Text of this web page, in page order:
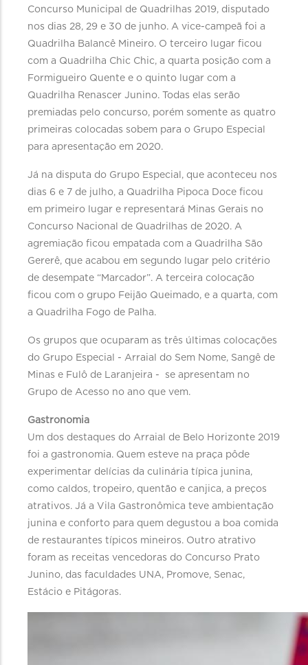
Concurso Municipal de Quadrilhas 2019, disputado
nos dias 28, 29 e 30 de junho. A vice-campeã foi a
Quadrilha Balancê Mineiro. O terceiro lugar ficou
com a Quadrilha Chic Chic, a quarta posição com a
Formigueiro Quente e o quinto lugar com a
Quadrilha Renascer Junino. Todas elas serão
premiadas pelo concurso, porém somente as quatro
primeiras colocadas sobem para o Grupo Especial
para apresentação em 2020.
Já na disputa do Grupo Especial, que aconteceu nos
dias 6 e 7 de julho, a Quadrilha Pipoca Doce ficou
em primeiro lugar e representará Minas Gerais no
Concurso Nacional de Quadrilhas de 2020. A
agremiação ficou empatada com a Quadrilha São
Gererê, que acabou em segundo lugar pelo critério
de desempate “Marcador”. A terceira colocação
ficou com o grupo Feijão Queimado, e a quarta, com
a Quadrilha Fogo de Palha.
Os grupos que ocuparam as três últimas colocações
do Grupo Especial - Arraial do Sem Nome, Sangê de
Minas e Fulô de Laranjeira - se apresentam no
Grupo de Acesso no ano que vem.
Gastronomia
Um dos destaques do Arraial de Belo Horizonte 2019
foi a gastronomia. Quem esteve na praça pôde
experimentar delícias da culinária típica junina,
como caldos, tropeiro, quentão e canjica, a preços
atrativos. Já a Vila Gastronômica teve ambientação
junina e conforto para quem degustou a boa comida
de restaurantes típicos mineiros. Outro atrativo
foram as receitas vencedoras do Concurso Prato
Junino, das faculdades UNA, Promove, Senac,
Estácio e Pitágoras.